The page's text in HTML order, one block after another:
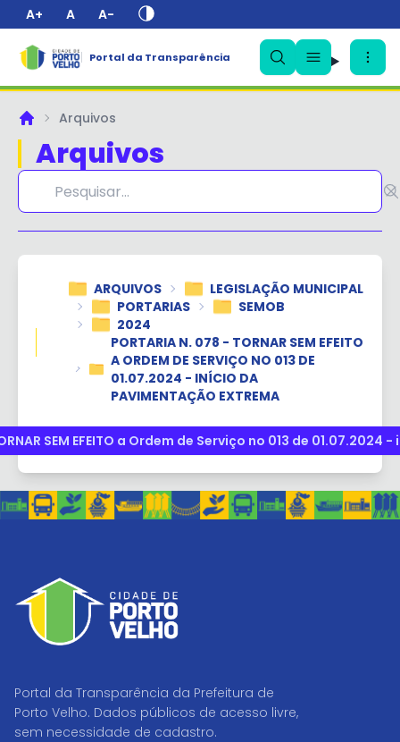
A+ A A-
Portal da Transparência
PrincipalArquivos
Arquivos
ARQUIVOS
LEGISLAÇÃO MUNICIPAL
PORTARIAS
SEMOB
2024
PORTARIA N. 078 - TORNAR SEM EFEITO
A ORDEM DE SERVIÇO NO 013 DE
01.07.2024 - INÍCIO DA
PAVIMENTAÇÃO EXTREMA
SEM EFEITO a Ordem de Serviço no 013 de
Portal da Transparência da Prefeitura de
Porto Velho. Dados públicos de acesso livre,
sem necessidade de cadastro.
✕